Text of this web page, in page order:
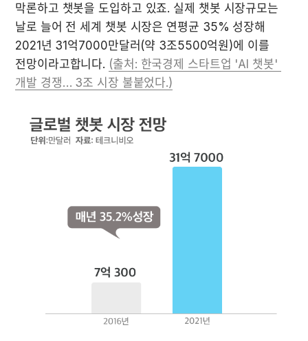
막론하고 챗봇을 도입하고 있죠. 실제 챗봇 시장규모는
날로 늘어 전 세계 챗봇 시장은 연평균 35% 성장해
2021년 31억7000만달러(약 3조5500억원)에 이를
전망이라고합니다. (출처: 한국경제 스타트업 'AI 챗봇'
개발 경쟁… 3조 시장 불붙었다.)